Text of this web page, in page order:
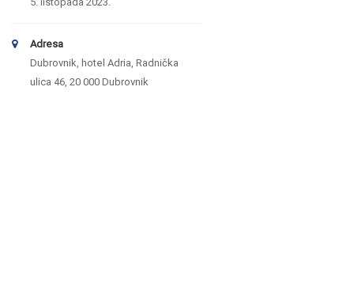
Adresa
Dubrovnik, hotel Adria, Radnička
ulica 46, 20 000 Dubrovnik